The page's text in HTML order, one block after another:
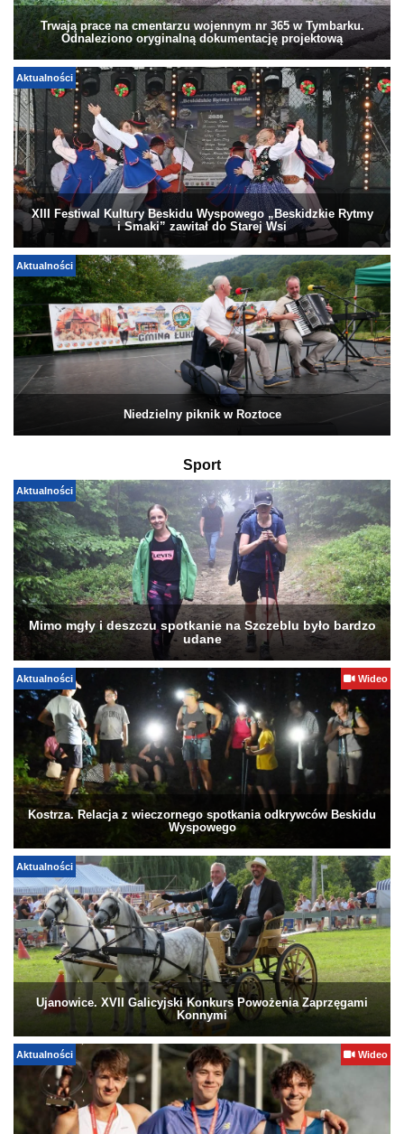
Trwają prace na cmentarzu wojennym nr 365 w Tymbarku.
Odnaleziono oryginalną dokumentację projektową
Aktualności
XIII Festiwal Kultury Beskidu Wyspowego „Beskidzkie Rytmy
i Smaki” zawitał do Starej Wsi
Aktualności
Niedzielny piknik w Roztoce
Sport
Aktualności
Mimo mgły i deszczu spotkanie na Szczeblu było bardzo
udane
Aktualności Wideo
Kostrza. Relacja z wieczornego spotkania odkrywców Beskidu
Wyspowego
Aktualności
Ujanowice. XVII Galicyjski Konkurs Powożenia Zaprzęgami
Konnymi
Aktualności Wideo